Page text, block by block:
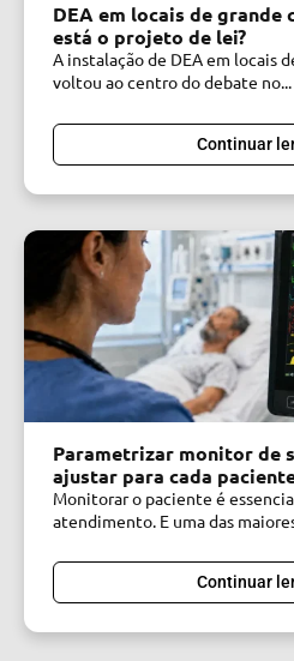
DEA em locais de grande
está o projeto de lei?
A instalação de DEA em locais
voltou ao centro do debate no...
Continuar
Parametrizar monitor de
ajustar para cada
Monitorar o paciente é
atendimento. E uma das
Continuar